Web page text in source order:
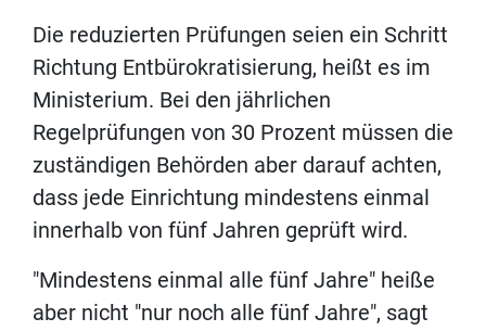
Die reduzierten Prüfungen seien ein Schritt
Richtung Entbürokratisierung, heißt es im
Ministerium. Bei den jährlichen
Regelprüfungen von 30 Prozent müssen die
zuständigen Behörden aber darauf achten,
dass jede Einrichtung mindestens einmal
innerhalb von fünf Jahren geprüft wird.
"Mindestens einmal alle fünf Jahre" heiße
aber nicht "nur noch alle fünf Jahre", sagt